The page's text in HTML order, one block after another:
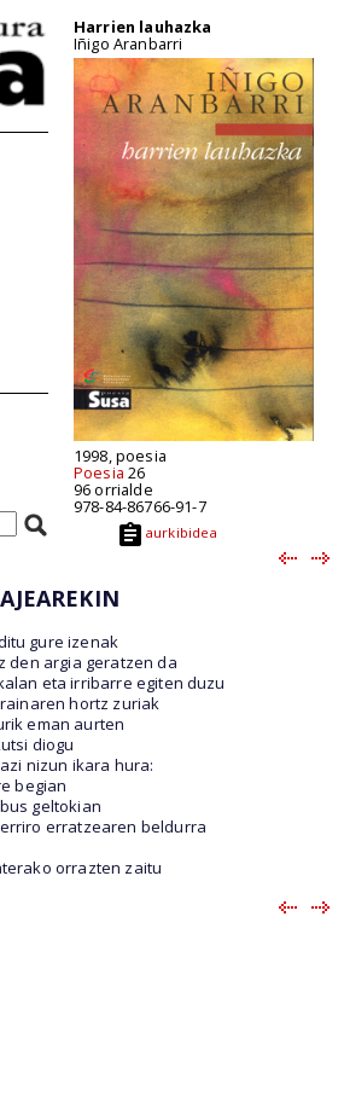
Harrien lauhazka
Iñigo Aranbarri
1998, poesia
Poesia 26
96 orrialde
978-84-86766-91-7
aurkibidea
gure izenak
den argia geratzen da
eta irribarre egiten duzu
hortz zuriak
eman aurten
diogu
nizun ikara hura:
begian
geltokian
erratzearen beldurra
orrazten zaitu